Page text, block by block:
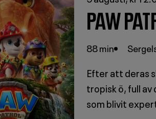
PAW
88 min
Efter att deras
tropisk ö, full
som blivit